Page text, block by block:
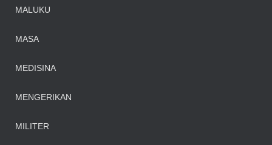
MALUKU
MASA
MEDISINA
MENGERIKAN
MILITER